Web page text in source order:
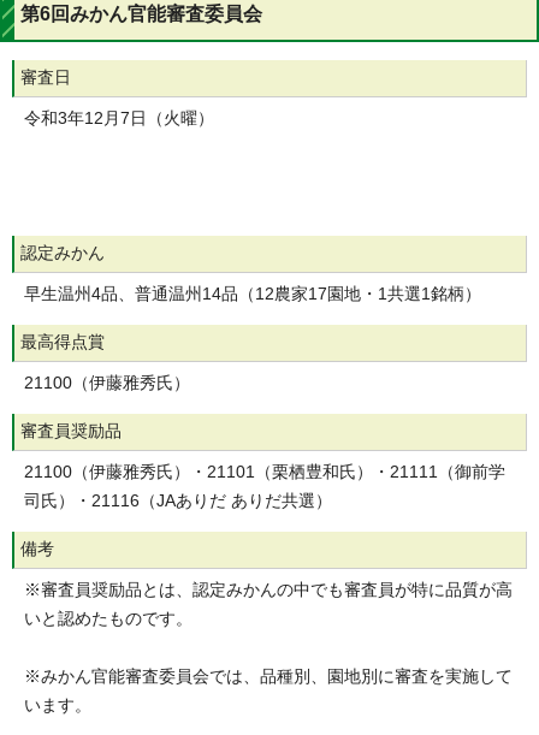
第6回みかん官能審査委員会
審査日
令和3年12月7日（火曜）
認定みかん
早生温州4品、普通温州14品（12農家17園地・1共選1銘柄）
最高得点賞
21100（伊藤雅秀氏）
審査員奨励品
21100（伊藤雅秀氏）・21101（栗栖豊和氏）・21111（御前学
司氏）・21116（JAありだ ありだ共選）
備考
※審査員奨励品とは、認定みかんの中でも審査員が特に品質が高
いと認めたものです。
※みかん官能審査委員会では、品種別、園地別に審査を実施して
います。